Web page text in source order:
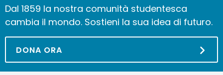
Dal 1859 la nostra comunità studentesca
cambia il mondo. Sostieni la sua idea di futuro.
DONA ORA